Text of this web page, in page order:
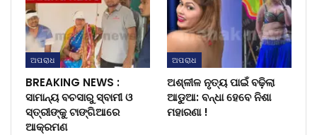
ଅପରାଧ
BREAKING NEWS :
ସାମାନ୍ୟ ବଚସାରୁ ସ୍ବାମୀ ଓ
ସ୍ତ୍ରୀଙ୍କୁ ଟାଙ୍ଗିଆରେ
ଆକ୍ରମଣ
ଅପରାଧ
ଅଶ୍ଳୀଳ ନୃତ୍ୟ ପାଇଁ ବଢ଼ିଲା
ଆଡୁଆ: ବନ୍ଧା ହେବେ ନିଶା
ମହାରଣା !